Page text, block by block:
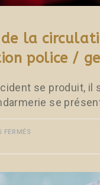
la
police /
se produit, il
se
FERMÉS